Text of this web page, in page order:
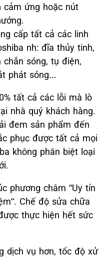
cảm ứng hoặc nút
cấp tất cả các linh
nh: đĩa thủy tinh,
sóng, tụ điện,
phát sóng…
tất cả các lỗi mà lò
nhà quý khách hàng.
đem sản phẩm đến
phục được tất cả mọi
không phân biệt loại
phương châm “Uy tín
Chế độ sửa chữa
thực hiện hết sức
dịch vụ hơn, tốc độ xử